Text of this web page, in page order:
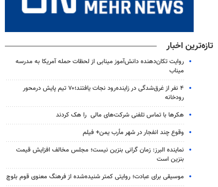
تازه‌ترین اخبار
روایت تکان‌دهنده دانش‌آموز مینابی از لحظات حمله آمریکا به مدرسه
میناب
۴ نفر از غرق‌شدگی در زاینده‌رود نجات یافتند؛۷۰ تیم پایش درمحور
رودخانه
هکرها با تماس تلفنی شرکت‌های مالی را هک کردند
وقوع چند انفجار در شهر مأرب یمن+ فیلم
نماینده البرز: زمان گرانی بنزین نیست؛ مجلس مخالف افزایش قیمت
بنزین است
موسیقی برای عبادت؛ روایتی کمتر شنیده‌شده از فرهنگ معنوی قوم بلوچ